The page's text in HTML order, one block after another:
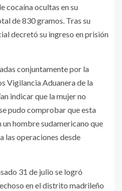
cocaína ocultas en su
de 830 gramos. Tras su
decretó su ingreso en prisión
conjuntamente por la
Vigilancia Aduanera de la
indicar que la mujer no
pudo comprobar que esta
hombre sudamericano que
las operaciones desde
31 de julio se logró
en el distrito madrileño